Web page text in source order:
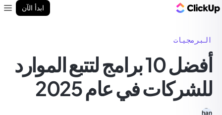
ابدأ الآن
البرمجيات
أفضل 10 برامج لتتبع الموارد
للشركات في عام 2025